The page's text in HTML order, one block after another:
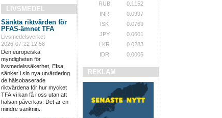
LIVSMEDEL
Sänkta riktvärden för
PFAS-ämnet TFA
Livsmedelsverket
2026-07-22 12:58
Den europeiska
myndigheten för
livsmedelssäkerhet, Efsa,
sänker i sin nya utvärdering
de hälsobaserade
riktvärdena för hur mycket
TFA vi kan få i oss utan att
hälsan påverkas. Det är en
mindre sänknin..
RUB
0.1152
INR
0.0997
ISK
0.0769
JPY
0.0601
LKR
0.0283
IDR
0.0005
REKLAM